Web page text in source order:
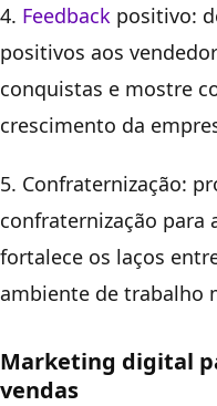
4. Feedback positivo:
positivos aos
conquistas e mostre
crescimento da
5. Confraternização:
confraternização para
fortalece os laços
ambiente de trabalho
Marketing digital
vendas